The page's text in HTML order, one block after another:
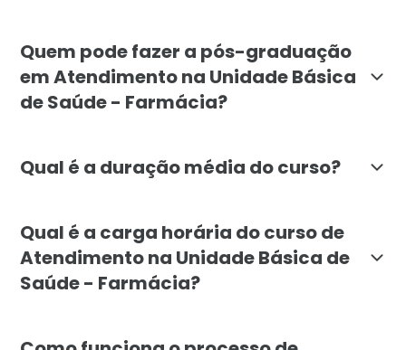
Quem pode fazer a pós-graduação
em Atendimento na Unidade Básica
de Saúde - Farmácia?
Qual é a duração média do curso?
Qual é a carga horária do curso de
Atendimento na Unidade Básica de
Saúde - Farmácia?